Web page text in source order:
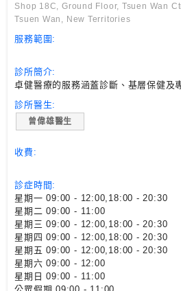
24
時
應
症
服
務
公
立
醫
院
Shop 18C, Ground Floor, Tsuen Wan
Tsuen Wan, New Territories
服務範圍:
診所簡介:
卓健醫療的服務涵蓋診斷、基層保健及
診所醫生:
曾偉雄醫生
收費:
診症時間:
星期一 09:00 - 12:00,18:00 - 20:30
星期二 09:00 - 11:00
星期三 09:00 - 12:00,18:00 - 20:30
星期四 09:00 - 12:00,18:00 - 20:30
星期五 09:00 - 12:00,18:00 - 20:30
星期六 09:00 - 12:00
星期日 09:00 - 11:00